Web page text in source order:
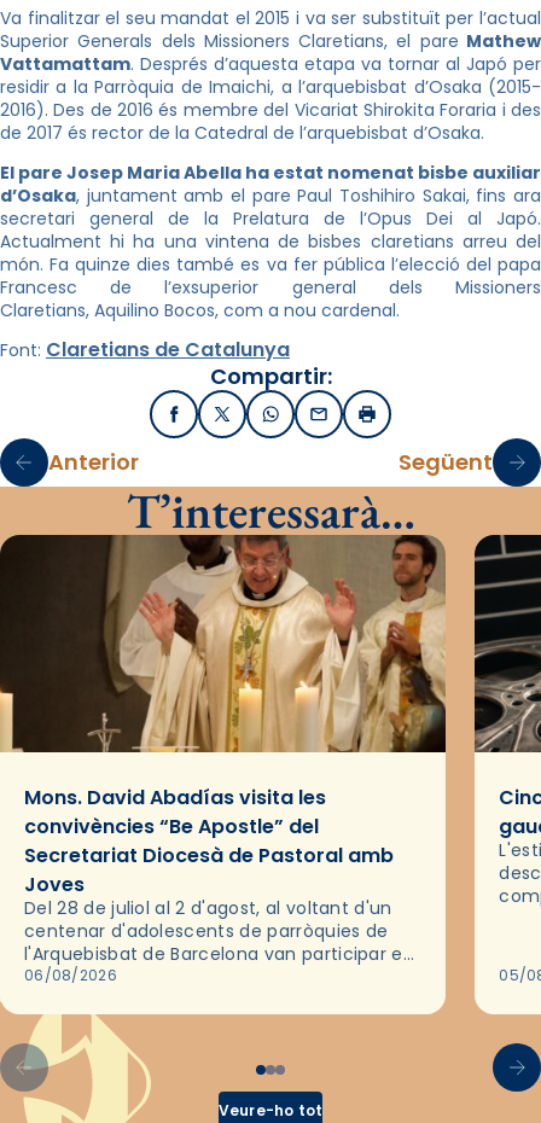
Va finalitzar el seu mandat el 2015 i va ser substituït per l’actual
Superior Generals dels Missioners Claretians, el pare Mathew
Vattamattam. Després d’aquesta etapa va tornar al Japó per
residir a la Parròquia de Imaichi, a l’arquebisbat d’Osaka (2015-
2016). Des de 2016 és membre del Vicariat Shirokita Foraria i des
de 2017 és rector de la Catedral de l’arquebisbat d’Osaka.
El pare Josep Maria Abella ha estat nomenat bisbe auxiliar
d’Osaka, juntament amb el pare Paul Toshihiro Sakai, fins ara
secretari general de la Prelatura de l’Opus Dei al Japó.
Actualment hi ha una vintena de bisbes claretians arreu del
món. Fa quinze dies també es va fer pública l’elecció del papa
Francesc de l’exsuperior general dels Missioners
Claretians, Aquilino Bocos, com a nou cardenal.
Font: Claretians de Catalunya
Compartir:
FacebookX / TwitterWhatsApp
EmailImprimir
Anterior Següent
T’interessarà…
Mons. David Abadías visita les
convivències “Be Apostle” del
Secretariat Diocesà de Pastoral amb
Joves
Del 28 de juliol al 2 d'agost, al voltant d'un
centenar d'adolescents de parròquies de
l'Arquebisbat de Barcelona van participar en
les convivències Be Apostle, organitzades
06/08/2026 05/
Veure-ho tot